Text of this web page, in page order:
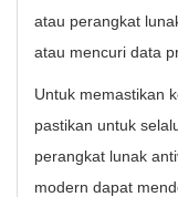
atau perangkat
atau mencuri data
Untuk memastikan
pastikan untuk
perangkat lunak
modern dapat